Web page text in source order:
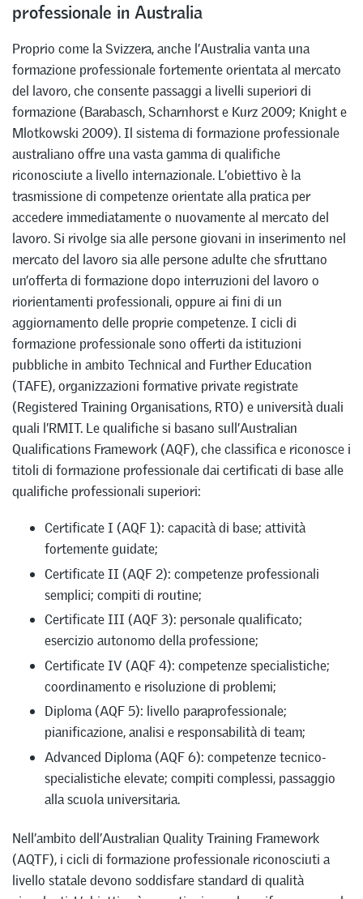
professionale in Australia
Proprio come la Svizzera, anche l’Australia vanta una
formazione professionale fortemente orientata al mercato
del lavoro, che consente passaggi a livelli superiori di
formazione (Barabasch, Scharnhorst e Kurz 2009; Knight e
Mlotkowski 2009). Il sistema di formazione professionale
australiano offre una vasta gamma di qualifiche
riconosciute a livello internazionale. L’obiettivo è la
trasmissione di competenze orientate alla pratica per
accedere immediatamente o nuovamente al mercato del
lavoro. Si rivolge sia alle persone giovani in inserimento nel
mercato del lavoro sia alle persone adulte che sfruttano
un’offerta di formazione dopo interruzioni del lavoro o
riorientamenti professionali, oppure ai fini di un
aggiornamento delle proprie competenze. I cicli di
formazione professionale sono offerti da istituzioni
pubbliche in ambito Technical and Further Education
(TAFE), organizzazioni formative private registrate
(Registered Training Organisations, RTO) e università duali
quali l’RMIT. Le qualifiche si basano sull’Australian
Qualifications Framework (AQF), che classifica e riconosce i
titoli di formazione professionale dai certificati di base alle
qualifiche professionali superiori:
Certificate I (AQF 1): capacità di base; attività
fortemente guidate;
Certificate II (AQF 2): competenze professionali
semplici; compiti di routine;
Certificate III (AQF 3): personale qualificato;
esercizio autonomo della professione;
Certificate IV (AQF 4): competenze specialistiche;
coordinamento e risoluzione di problemi;
Diploma (AQF 5): livello paraprofessionale;
pianificazione, analisi e responsabilità di team;
Advanced Diploma (AQF 6): competenze tecnico-
specialistiche elevate; compiti complessi, passaggio
alla scuola universitaria.
Nell’ambito dell’Australian Quality Training Framework
(AQTF), i cicli di formazione professionale riconosciuti a
livello statale devono soddisfare standard di qualità